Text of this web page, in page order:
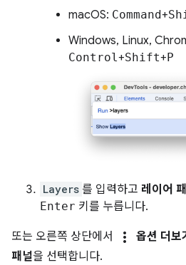
macOS: Command+
Windows, Linux,
Control+Shift+P
Layers 를 입력하고 레이어
Enter 키를 누릅니다.
또는 오른쪽 상단에서 more_vert 옵션 더보
패널을 선택합니다.